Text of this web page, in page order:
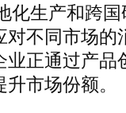
化生产和跨
不同市场的
正通过产品
市场份额。